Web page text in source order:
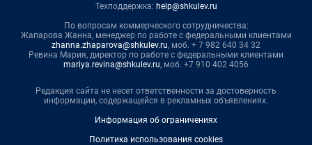
Техподдержка: help@shkulev.ru
По вопросам коммерческого сотрудничества:
Жапарова Жанна, менеджер по работе с федеральными клиентами
zhanna.zhaparova@shkulev.ru, моб. + 7 982 640 34 32
Ревина Мария, директор по работе с федеральными клиентами
mariya.revina@shkulev.ru, моб. +7 910 402 4056
Редакция сайта не несет ответственности за достоверность
информации, содержащейся в рекламных объявлениях.
Информация об ограничениях
Политика использования cookies